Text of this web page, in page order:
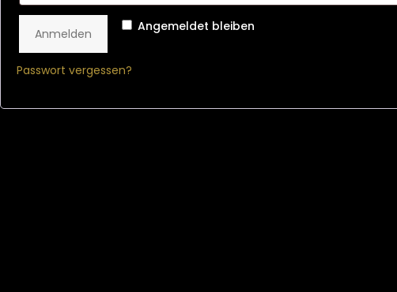
Angemeldet bleiben
Anmelden
Passwort vergessen?